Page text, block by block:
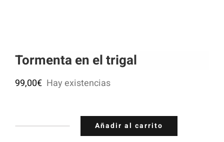
Tormenta en el trigal
99,00€ Hay existencias
Añadir al carrito